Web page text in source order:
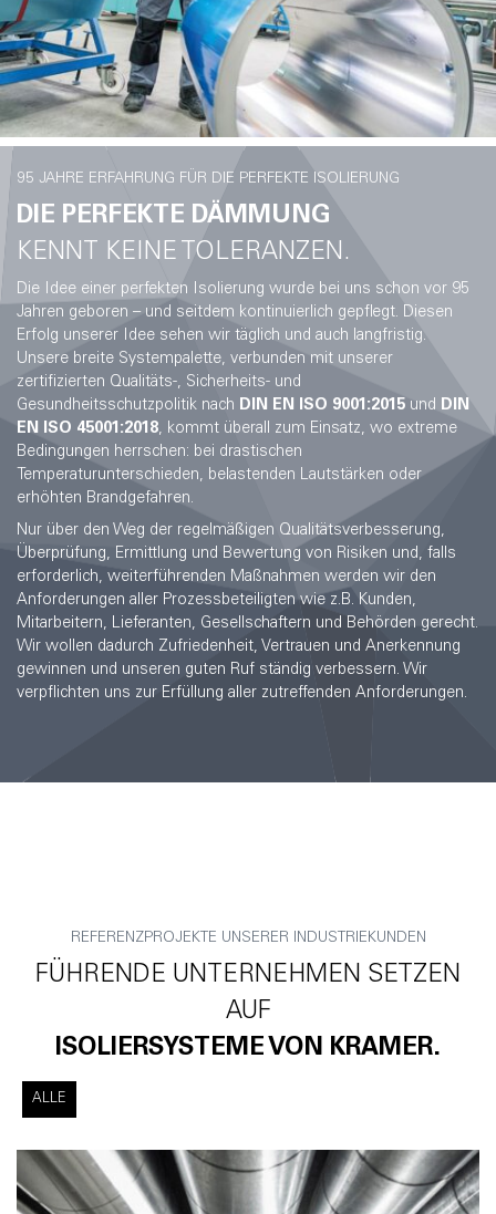
95 JAHRE ERFAHRUNG FÜR DIE PERFEKTE ISOLIERUNG
DIE PERFEKTE DÄMMUNG
KENNT KEINE TOLERANZEN.
Die Idee einer perfekten Isolierung wurde bei uns schon vor 95
Jahren geboren – und seitdem kontinuierlich gepflegt. Diesen
Erfolg unserer Idee sehen wir täglich und auch langfristig.
Unsere breite Systempalette, verbunden mit unserer
zertifizierten Qualitäts-, Sicherheits- und
Gesundheitsschutzpolitik nach DIN EN ISO 9001:2015 und DIN
EN ISO 45001:2018, kommt überall zum Einsatz, wo extreme
Bedingungen herrschen: bei drastischen
Temperaturunterschieden, belastenden Lautstärken oder
erhöhten Brandgefahren.
Nur über den Weg der regelmäßigen Qualitätsverbesserung,
Überprüfung, Ermittlung und Bewertung von Risiken und, falls
erforderlich, weiterführenden Maßnahmen werden wir den
Anforderungen aller Prozessbeteiligten wie z.B. Kunden,
Mitarbeitern, Lieferanten, Gesellschaftern und Behörden gerecht.
Wir wollen dadurch Zufriedenheit, Vertrauen und Anerkennung
gewinnen und unseren guten Ruf ständig verbessern. Wir
verpflichten uns zur Erfüllung aller zutreffenden Anforderungen.
REFERENZPROJEKTE UNSERER INDUSTRIEKUNDEN
FÜHRENDE UNTERNEHMEN SETZEN
AUF
ISOLIERSYSTEME VON KRAMER.
ALLE